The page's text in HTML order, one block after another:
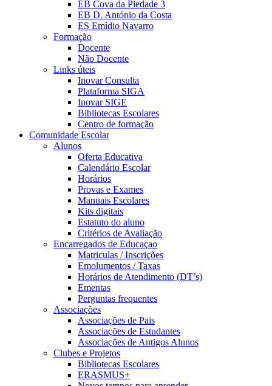
EB Cova da Piedade 3
EB D. António da Costa
ES Emídio Navarro
Formação
Docente
Não Docente
Links úteis
Inovar Consulta
Plataforma SIGA
Inovar SIGE
Bibliotecas Escolares
Centro de formação
Comunidade Escolar
Alunos
Oferta Educativa
Calendário Escolar
Horários
Provas e Exames
Manuais Escolares
Kits digitais
Estatuto do aluno
Critérios de Avaliação
Encarregados de Educaçao
Matriculas / Inscrições
Emolumentos / Taxas
Horários de Atendimento (DT’s)
Ementas
Perguntas frequentes
Associações
Associações de Pais
Associações de Estudantes
Associações de Antigos Alunos
Clubes e Projetos
Bibliotecas Escolares
ERASMUS+